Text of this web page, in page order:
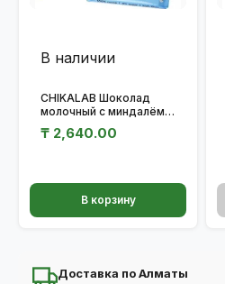
В наличии
CHIKALAB Шоколад
молочный с миндалём
₸ 2,640.00
В корзину
Доставка по Алматы